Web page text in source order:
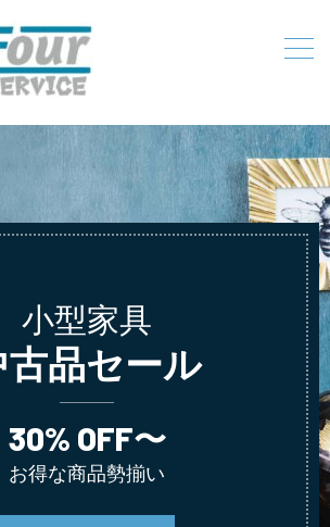
小型家具
古品セール
30% OFF〜
お得な商品勢揃い